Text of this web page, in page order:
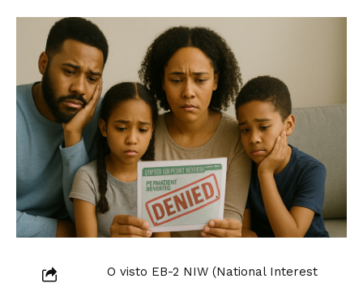
O visto EB-2 NIW (National Interest